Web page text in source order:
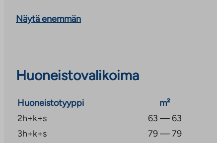
kuten kuntakeskus, koulu ja päiväkoti, löytyvät
Näytä enemmän
Huoneistovalikoima
Huoneistotyyppi m²
2h+k+s
63 — 63
3h+k+s
79 — 79